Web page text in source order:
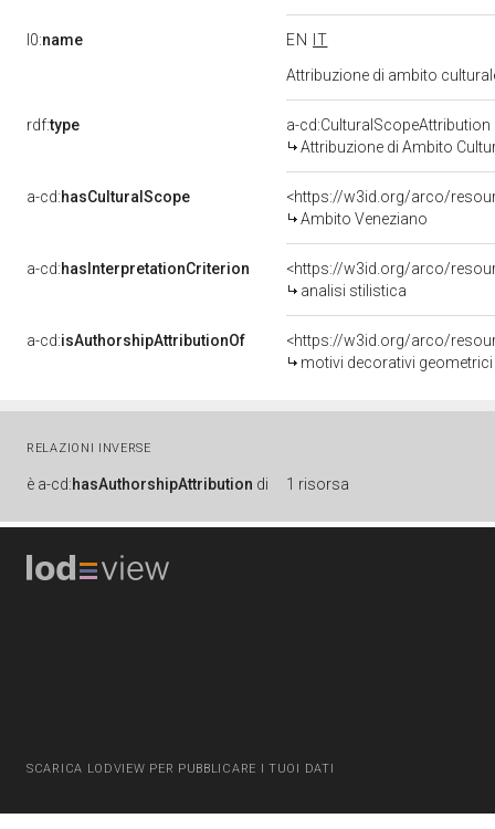
l0:name EN
IT
Attribuzione di ambito
rdf:type
a-cd:CulturalScopeAttribution
Attribuzione di Ambito
a-cd:hasCulturalScope
<https://w3id.org/arco/
Ambito Veneziano
a-cd:hasInterpretationCriterion
<https://w3id.org/arco/
analisi stilistica
a-cd:isAuthorshipAttributionOf
<https://w3id.org/arco/
motivi decorativi
RELAZIONI INVERSE
è a-cd:hasAuthorshipAttribution di 1 risorsa
SCARICA LODVIEW PER PUBBLICARE I TUOI DATI